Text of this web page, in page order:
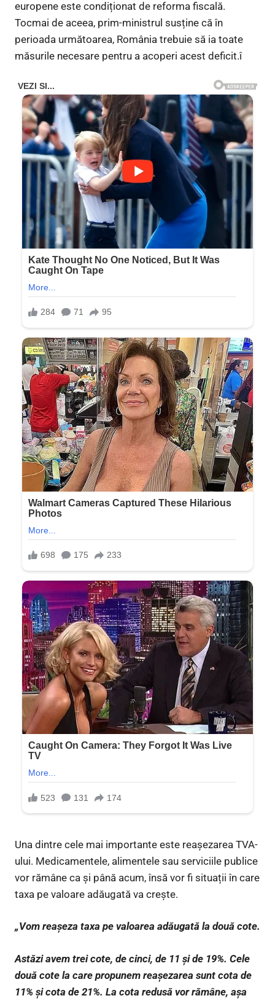
europene este condiționat de reforma fiscală.
Tocmai de aceea, prim-ministrul susține că în
perioada următoarea, România trebuie să ia toate
măsurile necesare pentru a acoperi acest deficit.î
Una dintre cele mai importante este reașezarea TVA-
ului. Medicamentele, alimentele sau serviciile publice
vor rămâne ca și până acum, însă vor fi situații în care
taxa pe valoare adăugată va crește.
„Vom reașeza taxa pe valoarea adăugată la două cote.
Astăzi avem trei cote, de cinci, de 11 și de 19%. Cele
două cote la care propunem reașezarea sunt cota de
11% și cota de 21%. La cota redusă vor rămâne, așa